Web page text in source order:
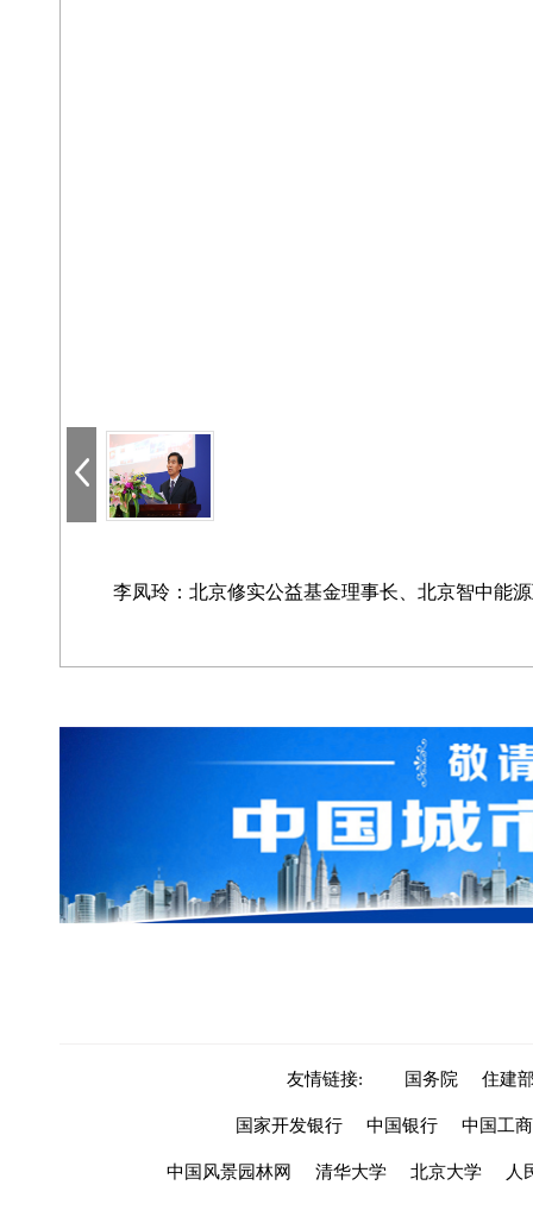
李凤玲：北京修实公益基金理事长、北京智中能
友情链接: 国务院 住建
国家开发银行 中国银行 中国工
中国风景园林网 清华大学 北京大学 人